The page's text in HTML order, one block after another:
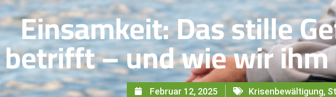
Einsamkeit: Das stille
betrifft – und wie wir
Februar 12, 2025 Krisenbewältigung,